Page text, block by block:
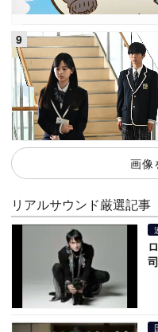
画像
リアルサウンド厳選記事
司